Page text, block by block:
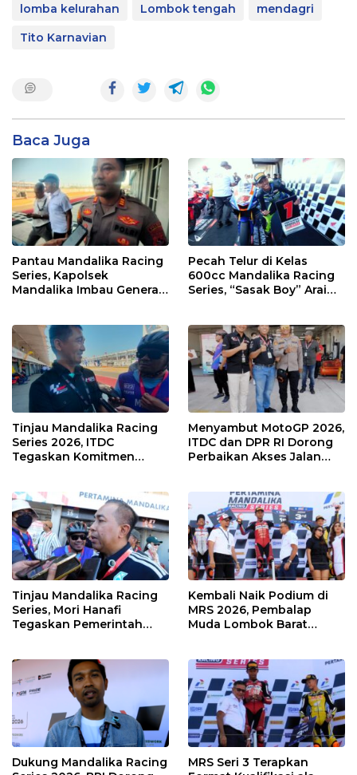
lomba kelurahan
Lombok tengah
mendagri
Tito Karnavian
Baca Juga
Pantau Mandalika Racing
Series, Kapolsek
Mandalika Imbau Generasi
Pecah Telur di Kelas
600cc Mandalika Racing
Series, “Sasak Boy” Arai
Tinjau Mandalika Racing
Series 2026, ITDC
Tegaskan Komitmen
Kawasan
Menyambut MotoGP 2026,
ITDC dan DPR RI Dorong
Perbaikan Akses Jalan
Tinjau Mandalika Racing
Series, Mori Hanafi
Tegaskan Pemerintah
Kembali Naik Podium di
MRS 2026, Pembalap
Muda Lombok Barat
Dukung Mandalika Racing
MRS Seri 3 Terapkan